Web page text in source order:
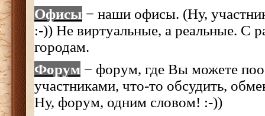
Офисы − наши офисы. (Ну,
:-)) Не виртуальные, а реальные. С
городам.
Форум − форум, где Вы можете
участниками, что-то обсудить,
Ну, форум, одним словом! :-))